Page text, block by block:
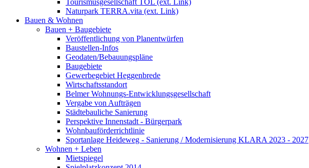
Naturpark TERRA.vita (ext. Link)
Bauen & Wohnen
Bauen + Baugebiete
Veröffentlichung von Planentwürfen
Baustellen-Infos
Geodaten/Bebauungspläne
Baugebiete
Gewerbegebiet Heggenbrede
Wirtschaftsstandort
Belmer Wohnungs-Entwicklungsgesellschaft
Vergabe von Aufträgen
Städtebauliche Sanierung
Perspektive Innenstadt - Bürgerpark
Wohnbauförderrichtlinie
Sportanlage Heideweg - Sanierung / Modernisierung KLARA 2023 - 2027
Wohnen + Leben
Mietspiegel